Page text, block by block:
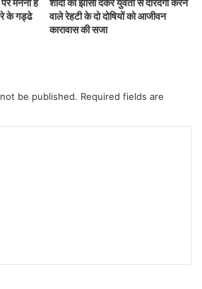
के गड्ढे
वाले रेहटी के दो दोषियों को आजीवन
कारावास की सजा
be published. Required fields are